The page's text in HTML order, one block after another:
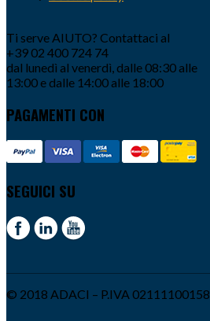
Ti serve AIUTO? Contattaci al
+39 02 400 724 74
dal lunedì al venerdì, dalle 08:30 alle
13:00 e dalle 14:00 alle 18:00
PAGAMENTI CON
SEGUICI SU
© 2018 ADACI – P.IVA 02111100158